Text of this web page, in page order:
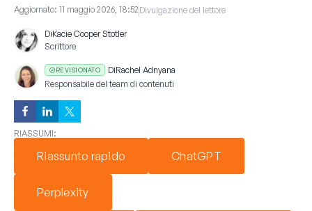
Aggiornato: 11 maggio 2026, 18:52 Divulgazione del lettore
DiKacie Cooper Stotler
Scrittore
REVISIONATO DiRachel Adnyana
Responsabile del team di contenuti
RIASSUMI:
Riassunto rapido ChatGPT
Perplexity